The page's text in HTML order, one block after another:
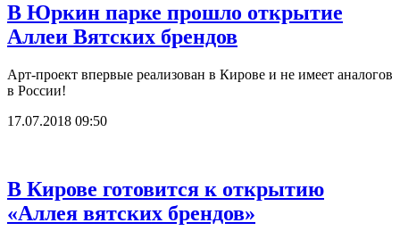
В Юркин парке прошло открытие
Аллеи Вятских брендов
Арт-проект впервые реализован в Кирове и не имеет аналогов
в России!
17.07.2018 09:50
В Кирове готовится к открытию
«Аллея вятских брендов»